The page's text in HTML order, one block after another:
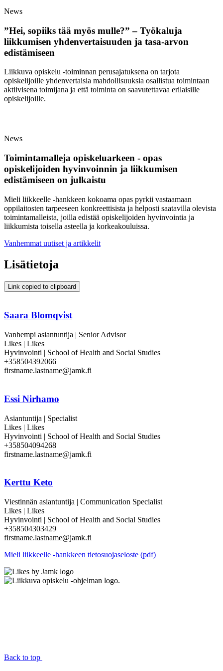
News
”Hei, sopiiks tää myös mulle?” – Työkaluja
liikkumisen yhdenvertaisuuden ja tasa-arvon
edistämiseen
Liikkuva opiskelu -toiminnan perusajatuksena on tarjota
opiskelijoille yhdenvertaisia mahdollisuuksia osallistua toimintaan
aktiivisena toimijana ja että toiminta on saavutettavaa erilaisille
opiskelijoille.
News
Toimintamalleja opiskeluarkeen - opas
opiskelijoiden hyvinvoinnin ja liikkumisen
edistämiseen on julkaistu
Mieli liikkeelle -hankkeen kokoama opas pyrkii vastaamaan
oppilaitosten tarpeeseen konkreettisista ja helposti saatavilla olevista
toimintamalleista, joilla edistää opiskelijoiden hyvinvointia ja
liikkumista toisella asteella ja korkeakouluissa.
Vanhemmat uutiset ja artikkelit
Lisätietoja
Link copied to clipboard
Saara Blomqvist
Vanhempi asiantuntija | Senior Advisor
Likes | Likes
Hyvinvointi | School of Health and Social Studies
+358504392066
firstname.lastname@jamk.fi
Essi Nirhamo
Asiantuntija | Specialist
Likes | Likes
Hyvinvointi | School of Health and Social Studies
+358504094268
firstname.lastname@jamk.fi
Kerttu Keto
Viestinnän asiantuntija | Communication Specialist
Likes | Likes
Hyvinvointi | School of Health and Social Studies
+358504303429
firstname.lastname@jamk.fi
Mieli liikkeelle -hankkeen tietosuojaseloste (pdf)
Back to top